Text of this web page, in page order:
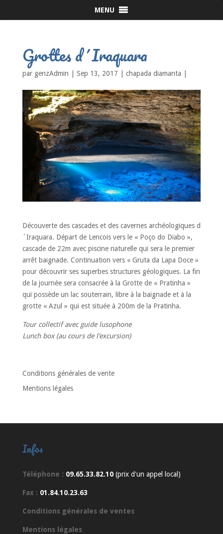
MENU
Grottes d´Iraquara
par genzAdmin Sep 13, 2017 chapada diamanta
Découverte des cascades et des cavernes archéologiques d
´Iraquara. Départ de Lencois vers le « Poço do Diabo »,
cascade de 22m avec piscine naturelle qui sera le premier
arrêt baignade. Continuation vers « Gruta da Lapa Doce »
pour découvrir ses superbes structures géologiques. La fin
de la journée sera consacrée à la Grotte de « Pratinha »
qui possède un lac souterrain, libre à la baignade et à la
grotte « Azul » qui est située à 200m de la Pratinha.
Tour collectif avec guide lusophone
Lunch box (au cours de l’excursion)
Conditions générales de vente
Mentions légales
Infos
Téléphone : 09.65.33.82.10(prix d'un appel local)
Fax : 01.84.10.23.63
Conditions générales de ventes
Mentions légales